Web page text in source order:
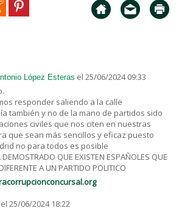
López Esteras el 25/06/2024 09:33
responder saliendo a la calle
también y no de la mano de partidos sido
civiles que nos citen en nuestras
que sean más sencillos y eficaz puesto
no para todos es posible
DEMOSTRADO QUE EXISTEN ESPAÑOLES QUE
A UN PARTIDO POLITICO
el 25/06/2024 18:22